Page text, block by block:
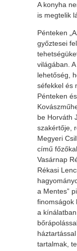
A konyha
is megtelik
Pénteken
győztesei
világában.
lehetőség,
séfekkel és
Pénteken
be Horváth
szakértője,
Megyeri
című
Vasárnap
Rékasi
a Mentes”
finomságok
a
tartalmak,